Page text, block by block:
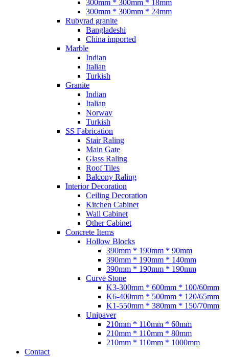
300mm * 300mm * 18mm
300mm * 300mm * 24mm
Rubyrad granite
Bangladeshi
China imported
Marble
Indian
Italian
Turkish
Granite
Indian
Italian
Norway
Turkish
SS Fabrication
Stair Raling
Main Gate
Glass Raling
Roof Tiles
Balcony Raling
Interior Decoration
Ceiling Decoration
Kitchen Cabinet
Wall Cabinet
Other Cabinet
Concrete Items
Hollow Blocks
390mm * 190mm * 90mm
390mm * 190mm * 140mm
390mm * 190mm * 190mm
Curve Stone
K3-300mm * 600mm * 100/60mm
K6-400mm * 500mm * 120/65mm
K1-550mm * 380mm * 150/70mm
Unipaver
210mm * 110mm * 60mm
210mm * 110mm * 80mm
210mm * 110mm * 1000mm
Contact